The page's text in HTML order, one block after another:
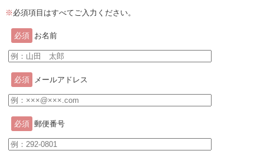
※ 必須項目はすべてご入力ください。
必須 お名前
必須 メールアドレス
必須 郵便番号